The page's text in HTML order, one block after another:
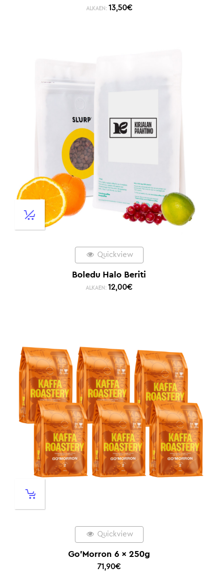
ALKAEN: 13,50€
Quickview
Boledu Halo Beriti
ALKAEN: 12,00€
Quickview
Go’Morron 6 x 250g
71,90€